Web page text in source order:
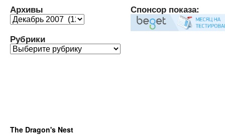
Архивы
Архивы
Рубрики
Рубрики
Спонсор показа:
The Dragon's Nest